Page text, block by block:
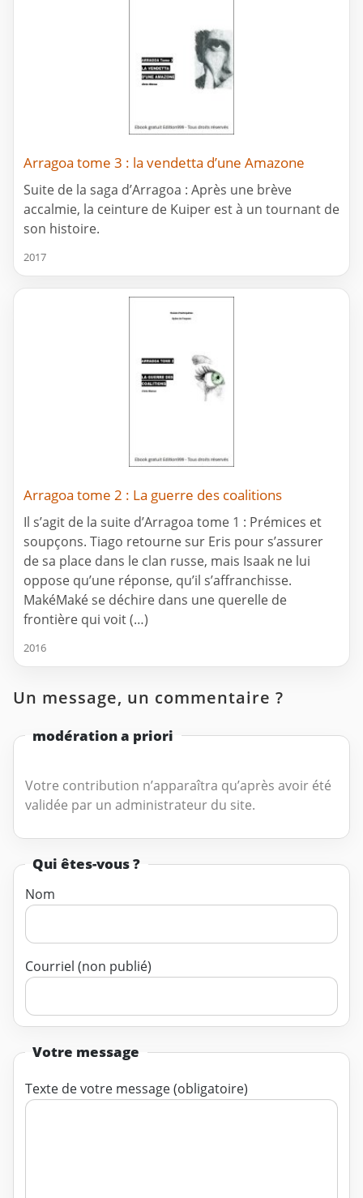
Arragoa tome 3 : la vendetta d’une Amazone
Suite de la saga d’Arragoa : Après une brève
accalmie, la ceinture de Kuiper est à un tournant de
son histoire.
2017
Arragoa tome 2 : La guerre des coalitions
Il s’agit de la suite d’Arragoa tome 1 : Prémices et
soupçons. Tiago retourne sur Eris pour s’assurer
de sa place dans le clan russe, mais Isaak ne lui
oppose qu’une réponse, qu’il s’affranchisse.
MakéMaké se déchire dans une querelle de
frontière qui voit (…)
2016
Un message, un commentaire ?
modération a priori
Votre contribution n’apparaîtra qu’après avoir été
validée par un administrateur du site.
Qui êtes-vous ?
Nom
Courriel (non publié)
Votre message
Texte de votre message (obligatoire)